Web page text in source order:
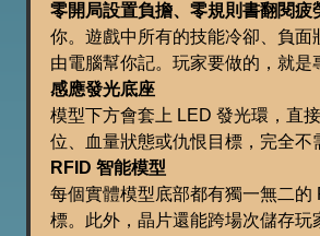
零開局設置負擔、零規則書翻閱疲
你。遊戲中所有的技能冷卻、負
由電腦幫你記。玩家要做的，就是
感應發光底座
模型下方會套上 LED 發光環，直
位、血量狀態或仇恨目標，完全不
RFID 智能模型
每個實體模型底部都有獨一無二
標。此外，晶片還能跨場次儲存